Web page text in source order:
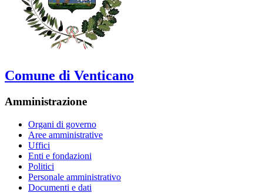
Comune di Venticano
Amministrazione
Organi di governo
Aree amministrative
Uffici
Enti e fondazioni
Politici
Personale amministrativo
Documenti e dati